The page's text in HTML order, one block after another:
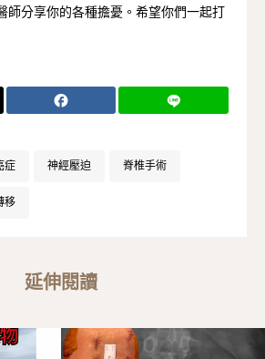
師分享你的各種擔憂。希望你們一起打
症 神經壓迫 脊椎手術
移
延伸閱讀